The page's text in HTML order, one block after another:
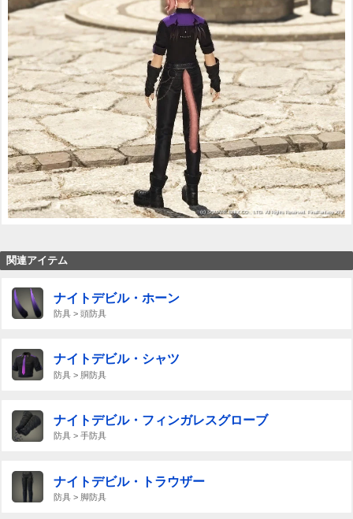
関連アイテム
ナイトデビル・ホーン
防具 > 頭防具
ナイトデビル・シャツ
防具 > 胴防具
ナイトデビル・フィンガレスグローブ
防具 > 手防具
ナイトデビル・トラウザー
防具 > 脚防具